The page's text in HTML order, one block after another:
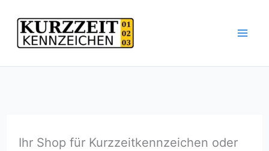
Inhalt
springen
Ihr Shop für Kurzzeitkennzeichen oder